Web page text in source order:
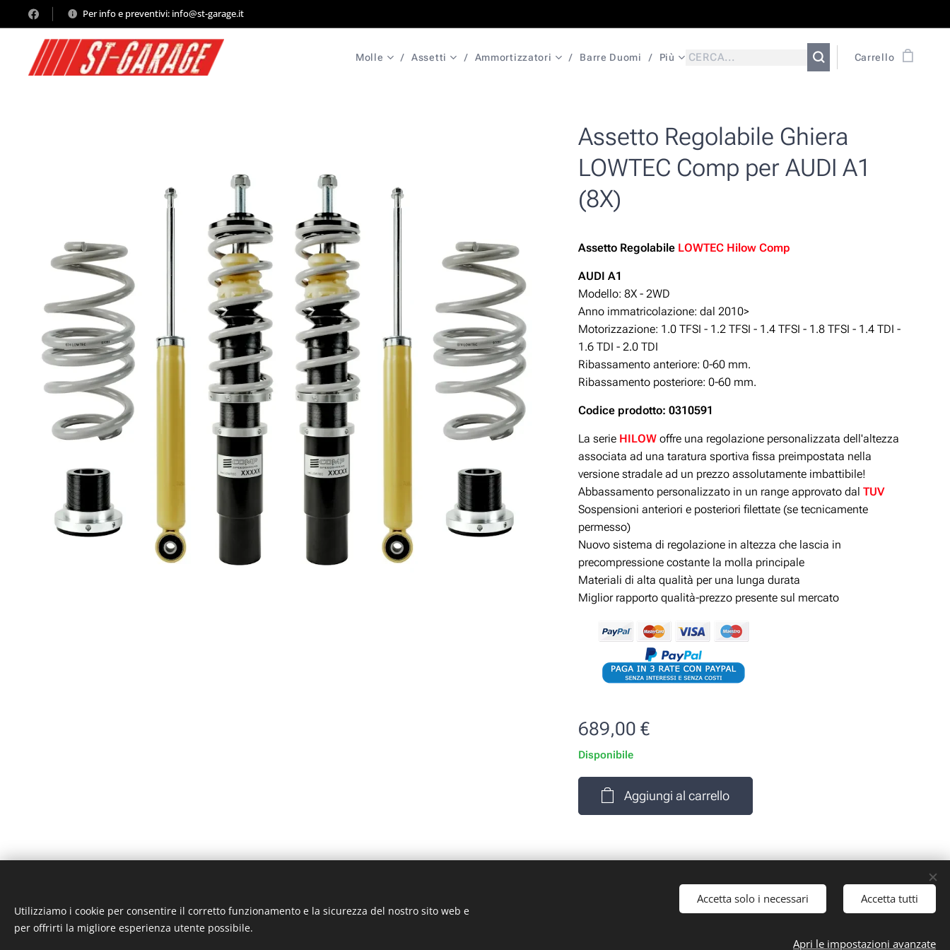
Per info e preventivi: info@st-garage.it
Molle Assetti Ammortizzatori Barre Duomi Più Carrello
Assetto Regolabile Ghiera
LOWTEC Comp per AUDI A1
(8X)
Assetto Regolabile LOWTEC Hilow Comp
AUDI A1
Modello: 8X - 2WD
Anno immatricolazione: dal 2010>
Motorizzazione: 1.0 TFSI - 1.2 TFSI - 1.4 TFSI - 1.8 TFSI - 1.4 TDI -
1.6 TDI - 2.0 TDI
Ribassamento anteriore: 0-60 mm.
Ribassamento posteriore: 0-60 mm.
Codice prodotto: 0310591
La serie HILOW offre una regolazione personalizzata dell'altezza
associata ad una taratura sportiva fissa preimpostata nella
versione stradale ad un prezzo assolutamente imbattibile!
Abbassamento personalizzato in un range approvato dal TUV
Sospensioni anteriori e posteriori filettate (se tecnicamente
permesso)
Nuovo sistema di regolazione in altezza che lascia in
precompressione costante la molla principale
Materiali di alta qualità per una lunga durata
Miglior rapporto qualità-prezzo presente sul mercato
689,00 €
Disponibile
Aggiungi al carrello
ST-GARAGE di Fabrizio Signorino sas - Via Legnano 9 - 10128 - Torino (TO) - P. iva: 10161030019
Utilizziamo i cookie per consentire il corretto funzionamento e la sicurezza del nostro sito web e
per offrirti la migliore esperienza utente possibile.
Accetta solo i necessari Accetta tutti
Apri le impostazioni avanzate